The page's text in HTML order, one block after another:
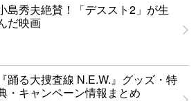
島秀夫絶賛！「デススト2」が生
だ映画
『踊る大捜査線 N.E.W.』グッズ・特
・キャンペーン情報まとめ